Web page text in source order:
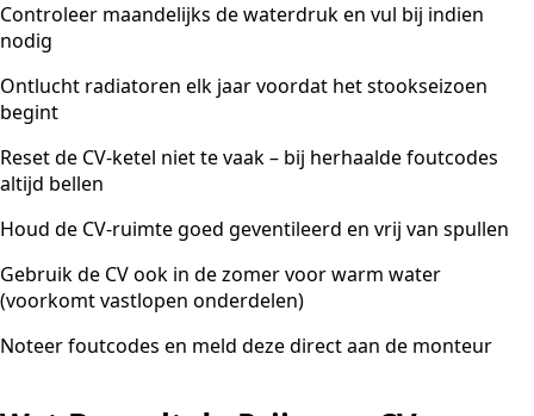
Controleer maandelijks de waterdruk en vul bij indien
nodig
Ontlucht radiatoren elk jaar voordat het stookseizoen
begint
Reset de CV-ketel niet te vaak – bij herhaalde foutcodes
altijd bellen
Houd de CV-ruimte goed geventileerd en vrij van spullen
Gebruik de CV ook in de zomer voor warm water
(voorkomt vastlopen onderdelen)
Noteer foutcodes en meld deze direct aan de monteur